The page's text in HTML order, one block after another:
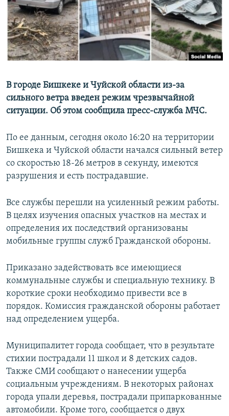
В городе Бишкеке и Чуйской области из-за
сильного ветра введен режим чрезвычайной
ситуации. Об этом сообщила пресс-служба МЧС.
По ее данным, сегодня около 16:20 на территории
Бишкека и Чуйской области начался сильный ветер
со скоростью 18-26 метров в секунду, имеются
разрушения и есть пострадавшие.
Все службы перешли на усиленный режим работы.
В целях изучения опасных участков на местах и
определения их последствий организованы
мобильные группы служб Гражданской обороны.
Приказано задействовать все имеющиеся
коммунальные службы и специальную технику. В
короткие сроки необходимо привести все в
порядок. Комиссия гражданской обороны работает
над определением ущерба.
Муниципалитет города сообщает, что в результате
стихии пострадали 11 школ и 8 детских садов.
Также СМИ сообщают о нанесении ущерба
социальным учреждениям. В некоторых районах
города упали деревья, пострадали припаркованные
автомобили. Кроме того, сообщается о двух